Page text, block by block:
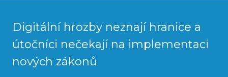
Digitální hrozby neznají hranice a
útočníci nečekají na implementaci
nových zákonů